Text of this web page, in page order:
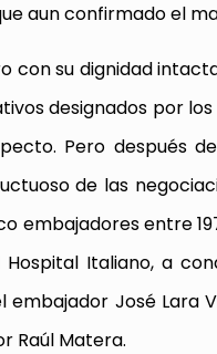
aun confirmado el
con su dignidad
designados por
Pero después
de las
embajadores entre
Italiano, a
embajador José Lara
Raúl Matera.